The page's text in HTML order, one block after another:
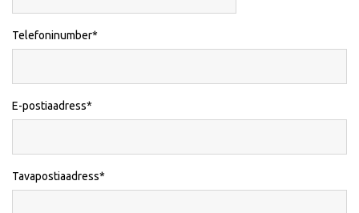
Telefoninumber
E-postiaadress
Tavapostiaadress